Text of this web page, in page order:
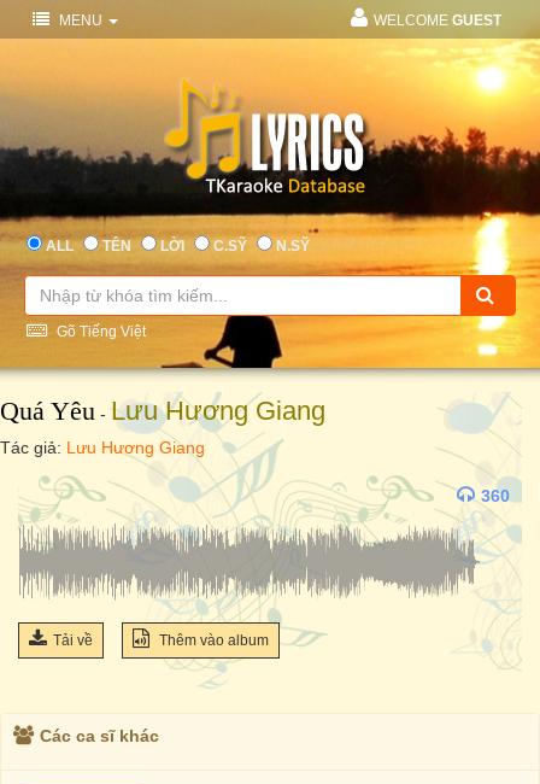
MENU WELCOME GUEST
ALL TÊN LỜI C.SỸ N.SỸ
Gõ Tiếng Việt
Quá Yêu -Lưu Hương Giang
Tác giả: Lưu Hương Giang
360
Tải về Thêm vào album
Các ca sĩ khác